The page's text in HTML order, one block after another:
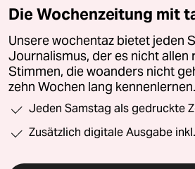
Die Wochenzeitung mit
Unsere wochentaz bietet jeden
Journalismus, der es nicht allen
Stimmen, die woanders nicht
zehn Wochen lang kennenlernen.
Jeden Samstag als gedruckte
Zusätzlich digitale Ausgabe